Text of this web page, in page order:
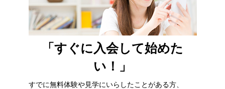
「すぐに入会して始めた
い！」
すでに無料体験や見学にいらしたことがある方、